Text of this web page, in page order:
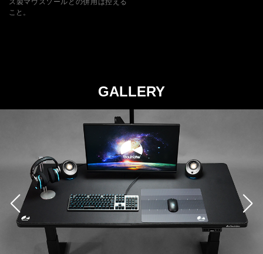
ス製マウスソールとの併用は控える
こと。
GALLERY